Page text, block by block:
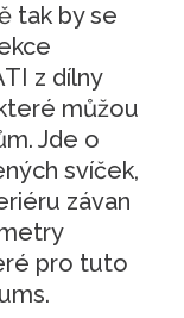
tak by se
z dílny
můžou
Jde o
svíček,
závan
pro tuto